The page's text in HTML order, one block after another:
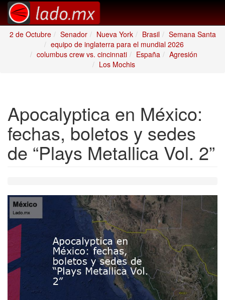
2 de Octubre Senador Nueva York Brasil
Semana Santa
equipo de inglaterra para el mundial 2026
columbus crew vs. cincinnati
España
Agresión
Los Mochis
Apocalyptica en México:
fechas, boletos y sedes
de “Plays Metallica Vol. 2”